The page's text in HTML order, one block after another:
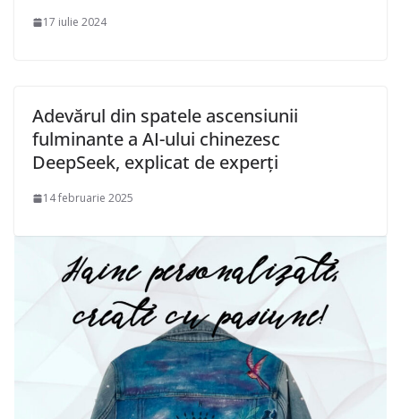
17 iulie 2024
Adevărul din spatele ascensiunii
fulminante a AI-ului chinezesc
DeepSeek, explicat de experți
14 februarie 2025